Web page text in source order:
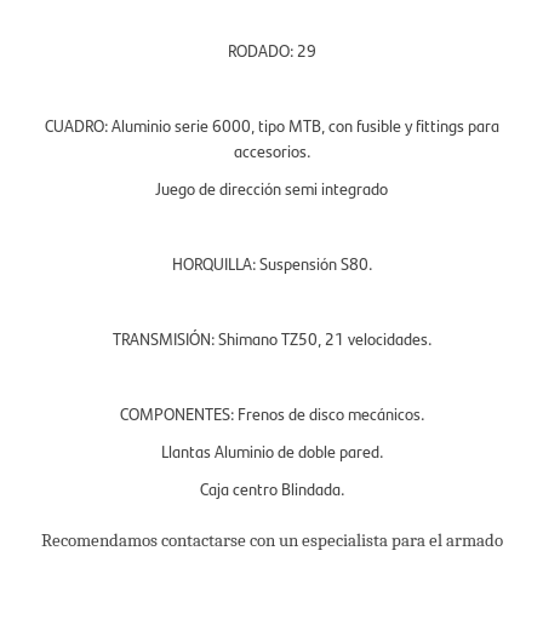
RODADO: 29
CUADRO: Aluminio serie 6000, tipo MTB, con fusible y fittings para
accesorios.
Juego de dirección semi integrado
HORQUILLA: Suspensión S80.
TRANSMISIÓN: Shimano TZ50, 21 velocidades.
COMPONENTES: Frenos de disco mecánicos.
Llantas Aluminio de doble pared.
Caja centro Blindada.
Recomendamos contactarse con un especialista para el armado